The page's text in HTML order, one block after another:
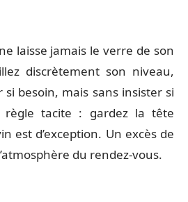
laisse jamais le verre de son
discrètement son niveau,
besoin, mais sans insister si
règle tacite : gardez la tête
est d’exception. Un excès de
du rendez-vous.